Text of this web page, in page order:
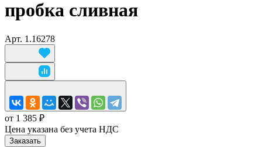
пробка сливная
Арт. 1.16278
от 1 385 ₽
Цена указана без учета НДС
Заказать